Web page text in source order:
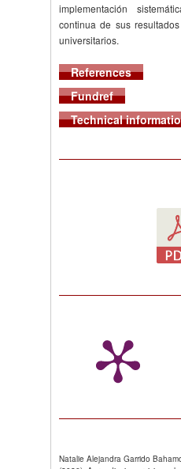
implementación
continua de sus
universitarios.
References
Fundref
Technical
Natalie Alejandra Garrido